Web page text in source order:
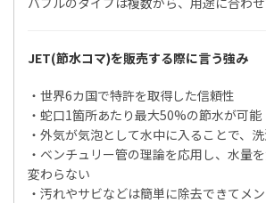
JET(節水コマ)を販売する際に言う強み
・世界6カ国で特許を取得した信頼性
・蛇口1箇所あたり最大50%の節水が可能
・外気が気泡として水中に入ることで、
・ベンチュリー管の理論を応用し、水量
変わらない
・汚れやサビなどは簡単に除去できてメ